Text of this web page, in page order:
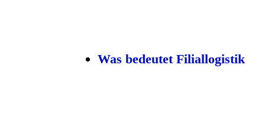
Was bedeutet Filiallogistik